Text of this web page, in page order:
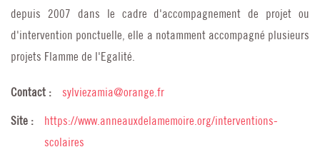
depuis 2007 dans le cadre d'accompagnement de projet ou
d'intervention ponctuelle, elle a notamment accompagné plusieurs
projets Flamme de l'Egalité.
Contact : sylviezamia@orange.fr
Site :
https://www.anneauxdelamemoire.org/interventions-
scolaires